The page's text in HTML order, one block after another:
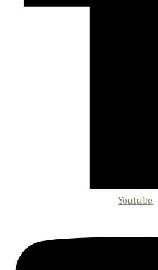
Youtube